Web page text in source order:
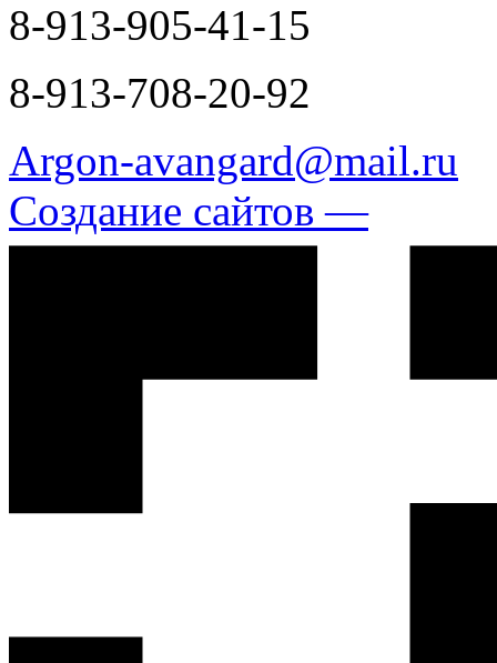
8-913-905-41-15
8-913-708-20-92
Argon-avangard@mail.ru
Создание сайтов —